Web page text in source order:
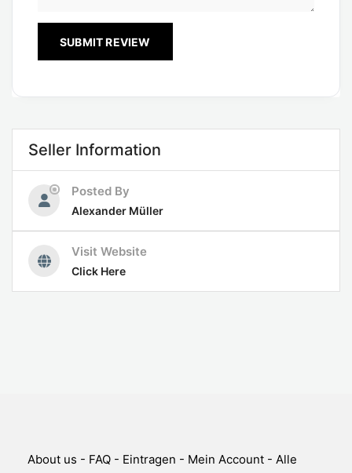
Seller Information
Posted By
Alexander Müller
Visit Website
Click Here
About us - FAQ - Eintragen - Mein Account - Alle